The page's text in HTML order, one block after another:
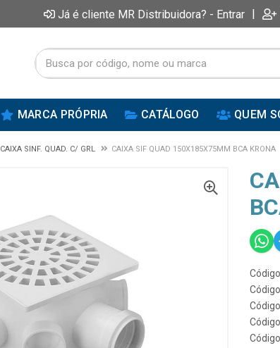
Já é cliente MR Distribuidora? - Entrar |
MARCA PRÓPRIA CATÁLOGO QUEM
CAIXA SINF. QUAD. C/ GRL CAIXA SIF QUAD 150X185X75MM BCA KRONA